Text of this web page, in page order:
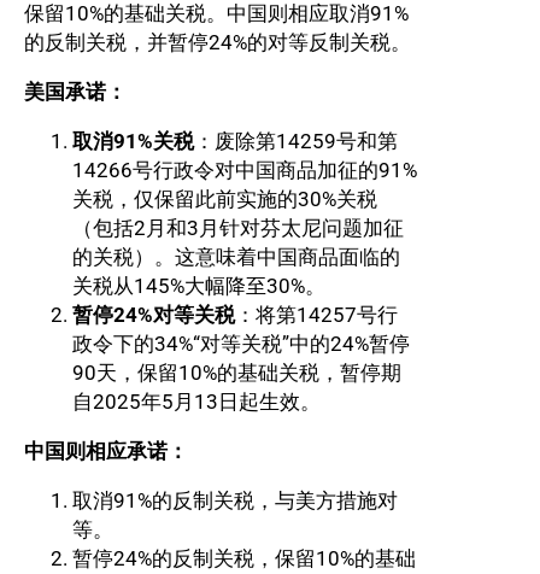
保留10%的基础关税。中国则相应取消91%
的反制关税，并暂停24%的对等反制关税。
美国承诺：
取消91%关税：废除第14259号和第
14266号行政令对中国商品加征的91%
关税，仅保留此前实施的30%关税
（包括2月和3月针对芬太尼问题加征
的关税）。这意味着中国商品面临的
关税从145%大幅降至30%。
暂停24%对等关税：将第14257号行
政令下的34%“对等关税”中的24%暂停
90天，保留10%的基础关税，暂停期
自2025年5月13日起生效。
中国则相应承诺：
取消91%的反制关税，与美方措施对
等。
暂停24%的反制关税，保留10%的基础